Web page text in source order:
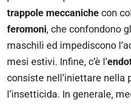
trappole meccaniche con
feromoni, che confondono
maschili ed impediscono
mesi estivi. Infine, c’è l’
consiste nell’iniettare nella
l’insetticida. In generale,